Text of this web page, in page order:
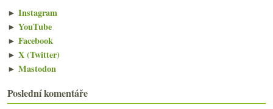
► Instagram
► YouTube
► Facebook
► X (Twitter)
► Mastodon
Poslední komentáře